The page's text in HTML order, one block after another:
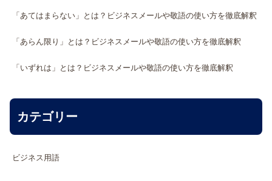
「あてはまらない」とは？ビジネスメールや敬語の使い方を徹底解釈
「あらん限り」とは？ビジネスメールや敬語の使い方を徹底解釈
「いずれは」とは？ビジネスメールや敬語の使い方を徹底解釈
カテゴリー
ビジネス用語